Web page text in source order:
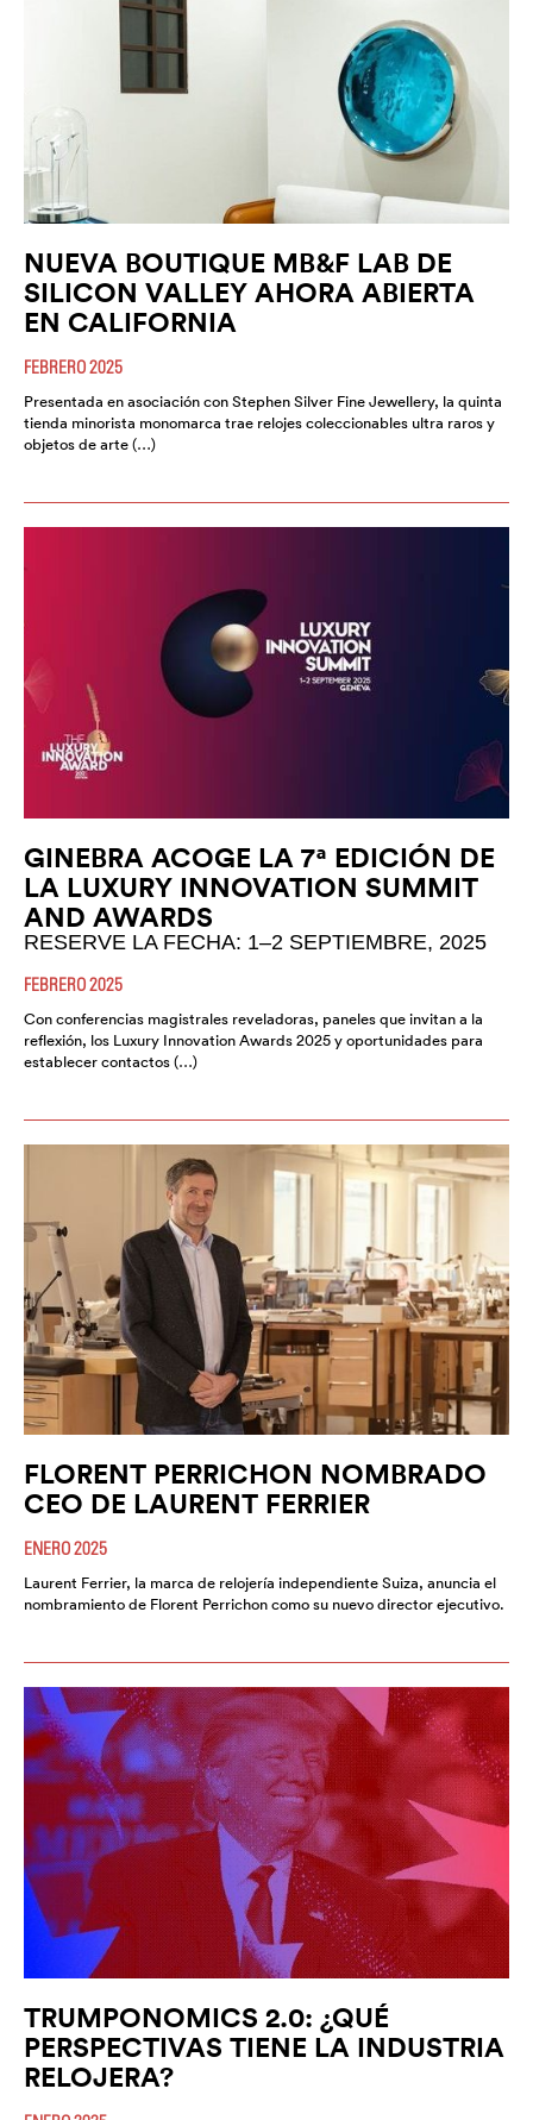
NUEVA BOUTIQUE MB&F LAB DE
SILICON VALLEY AHORA ABIERTA
EN CALIFORNIA
FEBRERO 2025
Presentada en asociación con Stephen Silver Fine Jewellery, la quinta
tienda minorista monomarca trae relojes coleccionables ultra raros y
objetos de arte (…)
GINEBRA ACOGE LA 7ª EDICIÓN DE
LA LUXURY INNOVATION SUMMIT
AND AWARDS
RESERVE LA FECHA: 1–2 SEPTIEMBRE, 2025
FEBRERO 2025
Con conferencias magistrales reveladoras, paneles que invitan a la
reflexión, los Luxury Innovation Awards 2025 y oportunidades para
establecer contactos (…)
FLORENT PERRICHON NOMBRADO
CEO DE LAURENT FERRIER
ENERO 2025
Laurent Ferrier, la marca de relojería independiente Suiza, anuncia el
nombramiento de Florent Perrichon como su nuevo director ejecutivo.
TRUMPONOMICS 2.0: ¿QUÉ
PERSPECTIVAS TIENE LA INDUSTRIA
RELOJERA?